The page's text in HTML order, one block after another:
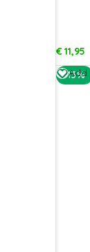
€11,95
-13%
Add